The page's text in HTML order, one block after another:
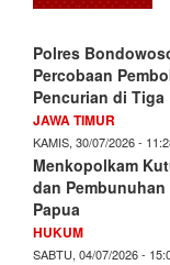
Polres
Percobaan
Pencurian di Tiga
JAWA TIMUR
KAMIS, 30/07/2026 -
Menkopolkam
dan
Papua
HUKUM
SABTU, 04/07/2026 -